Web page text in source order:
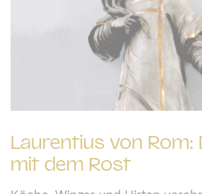
Laurentius von Rom:
mit dem Rost